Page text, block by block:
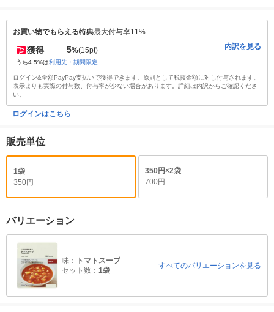
お買い物でもらえる特典最大付与率11%
獲得 5%(15pt)
うち4.5%は利用先・期間限定
内訳を見る
ログイン&全額PayPay支払いで獲得できます。原則として税抜金額に対し付与されます。
表示よりも実際の付与数、付与率が少ない場合があります。詳細は内訳からご確認くださ
い。
ログインはこちら
販売単位
1袋
350円
350円×2袋
700円
バリエーション
味：
トマトスープ
セット数： 1袋
すべてのバリエーションを見る